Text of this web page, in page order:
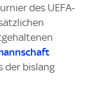
des UEFA-
der bislang